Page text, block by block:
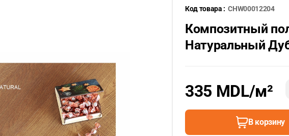
Код товара : CHW00012204
Композитный пол
Натуральный
335 MDL/м²
В корзину